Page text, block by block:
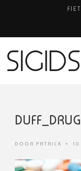
DOOR PATRICK • 10